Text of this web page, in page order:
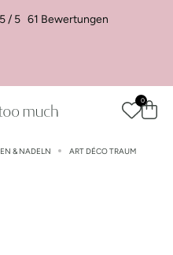
5/ 5 61 Bewertungen
Shop
0
& NADELN ART DÉCO TRAUM